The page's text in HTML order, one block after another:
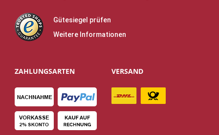
Gütesiegel prüfen
Weitere Informationen
ZAHLUNGSARTEN VERSAND